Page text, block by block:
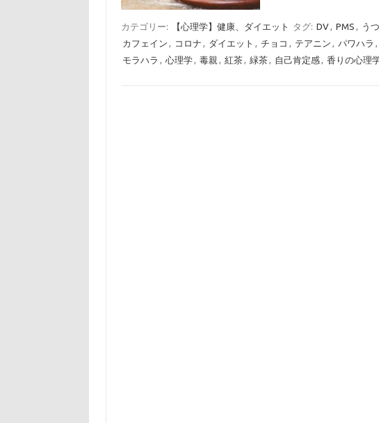
カテゴリー: 【心理学】健康、ダイエット タグ: DV, PMS , う
カフェイン , コロナ , ダイエット , チョコ , テアニン , パワハラ ,
モラハラ , 心理学, 毒親 , 紅茶, 緑茶, 自己肯定感, 香りの心理